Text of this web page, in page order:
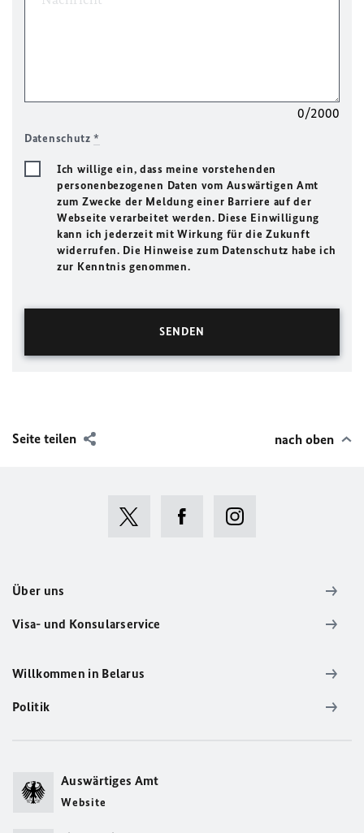
0/2000
Datenschutz*
Ich willige ein, dass meine vorstehenden
personenbezogenen Daten vom Auswärtigen Amt
zum Zwecke der Meldung einer Barriere auf der
Webseite verarbeitet werden. Diese Einwilligung
kann ich jederzeit mit Wirkung für die Zukunft
widerrufen. Die Hinweise zum Datenschutz habe ich
zur Kenntnis genommen.
Seite teilen nach oben
Über uns
Visa- und Konsularservice
Willkommen in Belarus
Politik
Auswärtiges Amt
Website